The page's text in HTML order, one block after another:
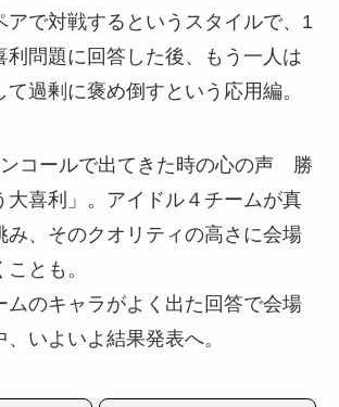
アで対戦するというスタイルで、1
利問題に回答した後、もう一人は
過剰に褒め倒すという応用編。
コールで出てきた時の心の声 勝
大喜利」。アイドル４チームが真
み、そのクオリティの高さに会場
とも。
ムのキャラがよく出た回答で会場
いよいよ結果発表へ。